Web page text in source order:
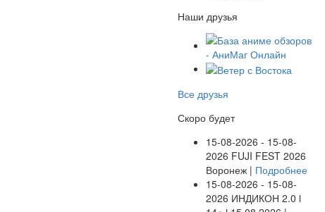
Наши друзья
Все друзья
Скоро будет
15-08-2026 - 15-08-
2026 FUJI FEST 2026
Воронеж | Подробнее
15-08-2026 - 15-08-
2026 ИНДИКОН 2.0 ӏ